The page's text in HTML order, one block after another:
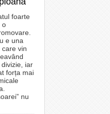
foarte
o
e una
vin
iar
forța mai
nu